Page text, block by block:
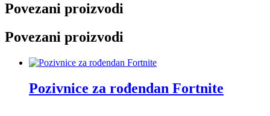
Povezani proizvodi
Povezani proizvodi
Pozivnice za rođendan Fortnite